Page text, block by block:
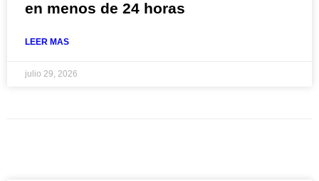
en menos de 24 horas
LEER MAS
julio 29, 2026